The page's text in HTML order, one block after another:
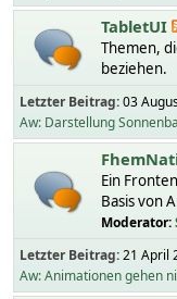
TabletUI
Themen,
beziehen.
Letzter Beitrag:03
Aw: Darstellung
Ein
Basis von
Moderator:
Letzter Beitrag:21 April
Aw: Animationen gehen